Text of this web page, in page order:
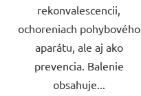
rekonvalescencii,
ochoreniach pohybového
aparátu, ale aj ako
prevencia. Balenie
obsahuje...